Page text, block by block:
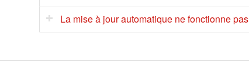
La mise à jour automatique ne fonctionne pas